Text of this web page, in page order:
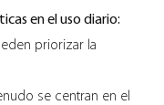
en el uso diario:
priorizar la
se centran en el